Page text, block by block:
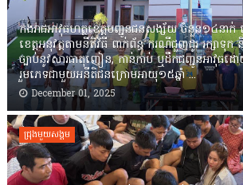
កងរាជឣាវុធហត្ថខេត្តបញ្ជូនជនសង្ស័យ ចំនួន១៤នា
ខេត្តឣនុវត្តតាមនីតិវិធី ពាក់ព័ន្ធ ករណីជួញដូរ រក្សា
ច្បាប់នូវសារធាតុញៀន, កាន់កាប់ ឬដឹកជញ្ជូនអាវុធដោយ
រួមភេទជាមួយអនីតិជនក្រោមអាយុ១៥ឆ្នាំ ...
December 01, 2025
ជ្រុងមួយសង្គម